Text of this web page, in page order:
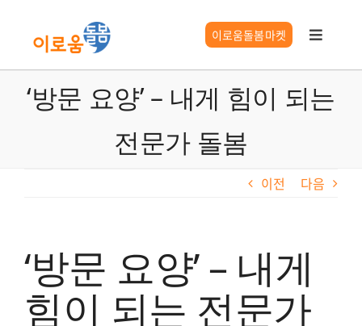
로
이로움돌봄마켓
Toggle
이로움 서비스
‘방문 요양’ – 내게 힘이 되는
전문가 돌봄
이전 다음
‘방문 요양’ – 내게
힘이 되는 전문가